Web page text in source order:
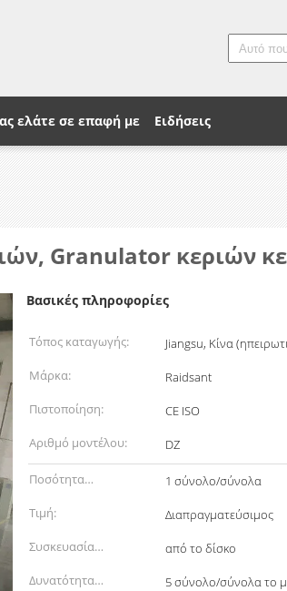
ελάτε σε επαφή με Ειδήσεις
Granulator κεριών
Βασικές πληροφορίες
Τόπος καταγωγής:
Jiangsu, Κίνα
Μάρκα:
Raidsant
Πιστοποίηση:
CE ISO
Αριθμό μοντέλου:
DZ
Ποσότητα
παραγγελίας min:
1 σύνολο/σύνολα
Τιμή:
Διαπραγματεύσιμος
Συσκευασία
λεπτομέρειες:
από το δίσκο
Δυνατότητα
5 σύνολο/σύνολα το